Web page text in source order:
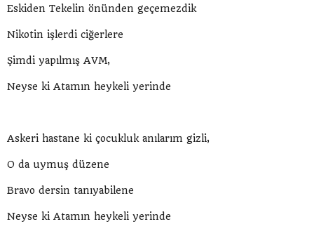
Eskiden Tekelin önünden geçemezdik
Nikotin işlerdi ciğerlere
Şimdi yapılmış AVM,
Neyse ki Atamın heykeli yerinde
Askeri hastane ki çocukluk anılarım gizli,
O da uymuş düzene
Bravo dersin tanıyabilene
Neyse ki Atamın heykeli yerinde